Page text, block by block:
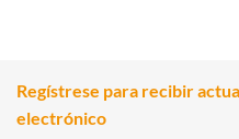
Regístrese para recibir
electrónico